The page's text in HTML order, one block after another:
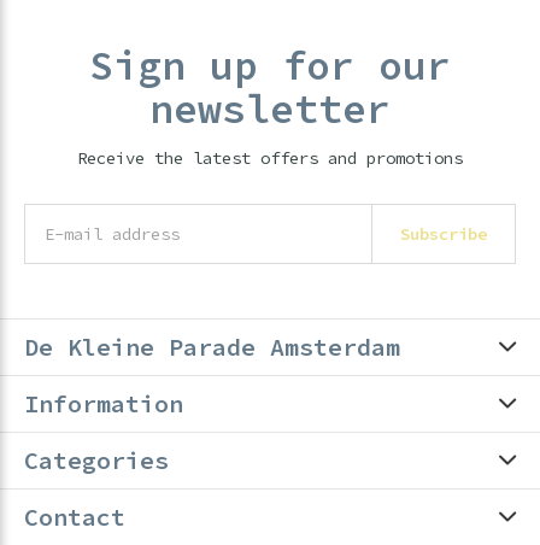
Sign up for our
newsletter
Receive the latest offers and promotions
Subscribe
De Kleine Parade Amsterdam
Information
Categories
Contact